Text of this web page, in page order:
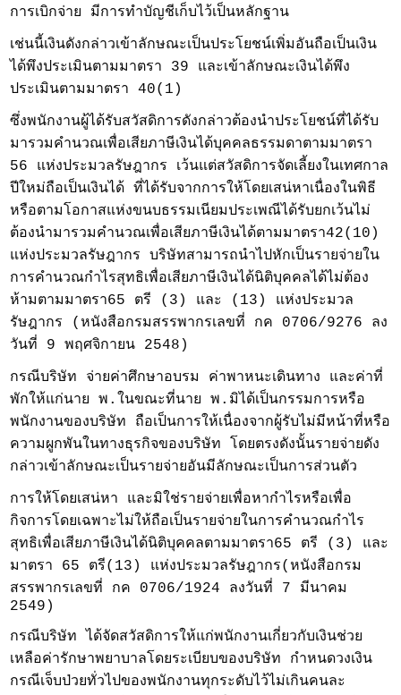
การเบิกจ่าย มีการทำบัญชีเก็บไว้เป็นหลักฐาน
เช่นนี้เงินดังกล่าวเข้าลักษณะเป็นประโยชน์เพิ่มอันถือเป็นเงิน
ได้พึงประเมินตามมาตรา 39 และเข้าลักษณะเงินได้พึง
ประเมินตามมาตรา 40(1)
ซึ่งพนักงานผู้ได้รับสวัสดิการดังกล่าวต้องนำประโยชน์ที่ได้รับ
มารวมคำนวณเพื่อเสียภาษีเงินได้บุคคลธรรมดาตามมาตรา
56 แห่งประมวลรัษฎากร เว้นแต่สวัสดิการจัดเลี้ยงในเทศกาล
ปีใหม่ถือเป็นเงินได้ ที่ได้รับจากการให้โดยเสน่หาเนื่องในพิธี
หรือตามโอกาสแห่งขนบธรรมเนียมประเพณีได้รับยกเว้นไม่
ต้องนำมารวมคำนวณเพื่อเสียภาษีเงินได้ตามมาตรา42(10)
แห่งประมวลรัษฎากร บริษัทสามารถนำไปหักเป็นรายจ่ายใน
การคำนวณกำไรสุทธิเพื่อเสียภาษีเงินได้นิติบุคคลได้ไม่ต้อง
ห้ามตามมาตรา65 ตรี (3) และ (13) แห่งประมวล
รัษฎากร (หนังสือกรมสรรพากรเลขที่ กค 0706/9276 ลง
วันที่ 9 พฤศจิกายน 2548)
กรณีบริษัท จ่ายค่าศึกษาอบรม ค่าพาหนะเดินทาง และค่าที่
พักให้แก่นาย พ.ในขณะที่นาย พ.มิได้เป็นกรรมการหรือ
พนักงานของบริษัท ถือเป็นการให้เนื่องจากผู้รับไม่มีหน้าที่หรือ
ความผูกพันในทางธุรกิจของบริษัท โดยตรงดังนั้นรายจ่ายดัง
กล่าวเข้าลักษณะเป็นรายจ่ายอันมีลักษณะเป็นการส่วนตัว
การให้โดยเสน่หา และมิใช่รายจ่ายเพื่อหากำไรหรือเพื่อ
กิจการโดยเฉพาะไม่ให้ถือเป็นรายจ่ายในการคำนวณกำไร
สุทธิเพื่อเสียภาษีเงินได้นิติบุคคลตามมาตรา65 ตรี (3) และ
มาตรา 65 ตรี(13) แห่งประมวลรัษฎากร(หนังสือกรม
สรรพากรเลขที่ กค 0706/1924 ลงวันที่ 7 มีนาคม
2549)
กรณีบริษัท ได้จัดสวัสดิการให้แก่พนักงานเกี่ยวกับเงินช่วย
เหลือค่ารักษาพยาบาลโดยระเบียบของบริษัท กำหนดวงเงิน
กรณีเจ็บป่วยทั่วไปของพนักงานทุกระดับไว้ไม่เกินคนละ